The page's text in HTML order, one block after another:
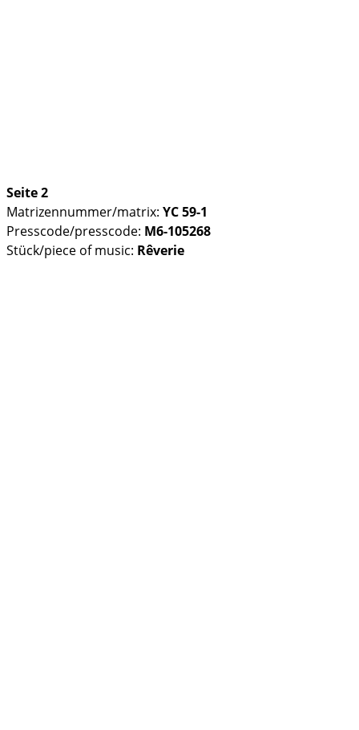
Seite 2
Matrizennummer/matrix: YC 59-1
Presscode/presscode: M6-105268
Stück/piece of music: Rêverie